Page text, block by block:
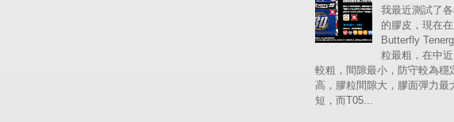
我最近測試了
的膠皮，現在
Butterfly
粒最粗，在中
較粗，間隙最小，防守較為穩
高，膠粒間隙大，膠面彈力最
短，而T05...